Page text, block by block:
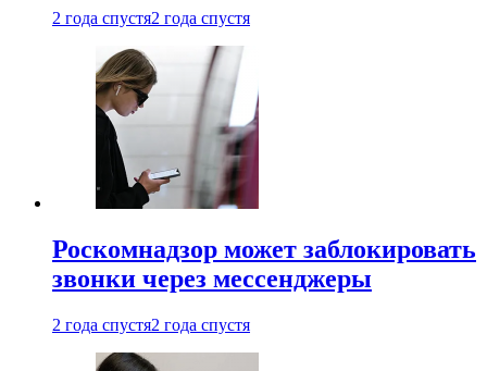
2 года спустя2 года спустя
Роскомнадзор может заблокировать
звонки через мессенджеры
2 года спустя2 года спустя